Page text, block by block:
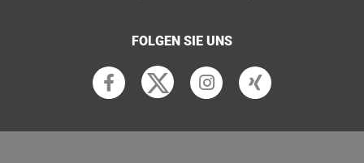
FOLGEN SIE UNS